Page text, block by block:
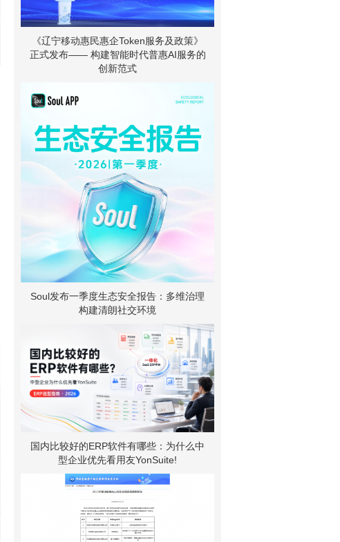
《辽宁移动惠民惠企Token服务及政策》
正式发布—— 构建智能时代普惠AI服务的
创新范式
Soul发布一季度生态安全报告：多维治理
构建清朗社交环境
国内比较好的ERP软件有哪些：为什么中
型企业优先看用友YonSuite!